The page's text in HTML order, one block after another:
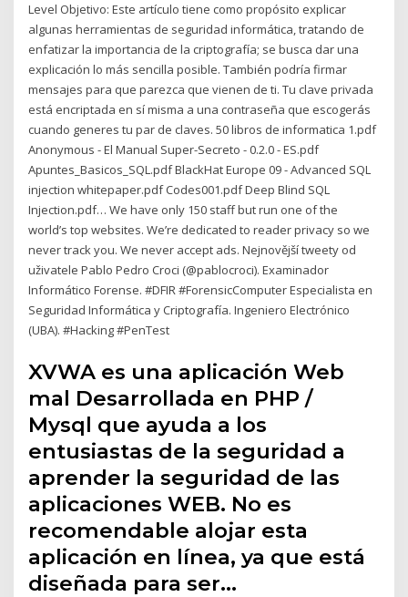
Level Objetivo: Este artículo tiene como propósito explicar
algunas herramientas de seguridad informática, tratando de
enfatizar la importancia de la criptografía; se busca dar una
explicación lo más sencilla posible. También podría firmar
mensajes para que parezca que vienen de ti. Tu clave privada
está encriptada en sí misma a una contraseña que escogerás
cuando generes tu par de claves. 50 libros de informatica 1.pdf
Anonymous - El Manual Super-Secreto - 0.2.0 - ES.pdf
Apuntes_Basicos_SQL.pdf BlackHat Europe 09 - Advanced SQL
injection whitepaper.pdf Codes001.pdf Deep Blind SQL
Injection.pdf… We have only 150 staff but run one of the
world’s top websites. We’re dedicated to reader privacy so we
never track you. We never accept ads. Nejnovější tweety od
uživatele Pablo Pedro Croci (@pablocroci). Examinador
Informático Forense. #DFIR #ForensicComputer Especialista en
Seguridad Informática y Criptografía. Ingeniero Electrónico
(UBA). #Hacking #PenTest
XVWA es una aplicación Web
mal Desarrollada en PHP /
Mysql que ayuda a los
entusiastas de la seguridad a
aprender la seguridad de las
aplicaciones WEB. No es
recomendable alojar esta
aplicación en línea, ya que está
diseñada para ser…